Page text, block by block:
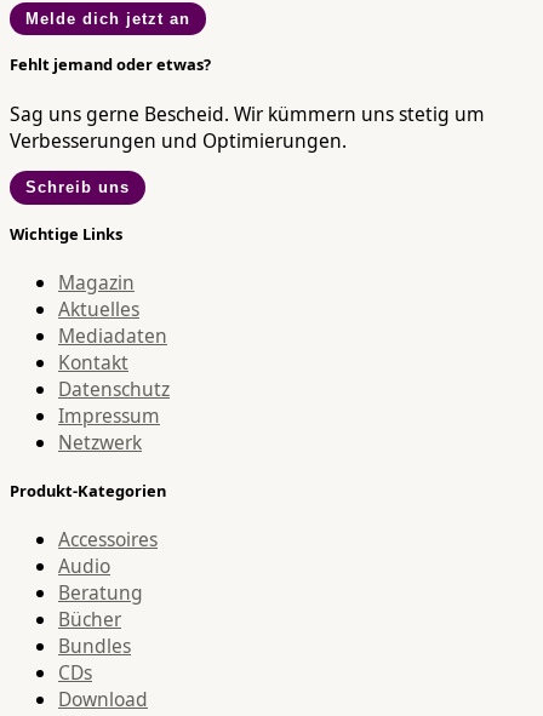
Melde dich jetzt an
Fehlt jemand oder etwas?
Sag uns gerne Bescheid. Wir kümmern uns stetig um
Verbesserungen und Optimierungen.
Schreib uns
Wichtige Links
Magazin
Aktuelles
Mediadaten
Kontakt
Datenschutz
Impressum
Netzwerk
Produkt-Kategorien
Accessoires
Audio
Beratung
Bücher
Bundles
CDs
Download